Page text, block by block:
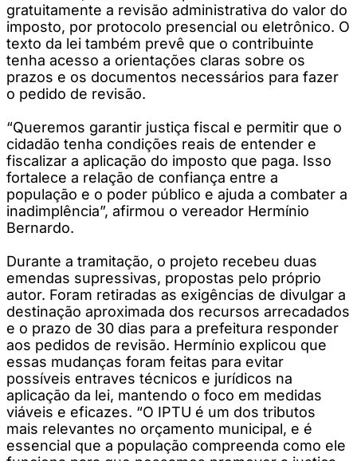
gratuitamente a revisão administrativa do valor do
imposto, por protocolo presencial ou eletrônico. O
texto da lei também prevê que o contribuinte
tenha acesso a orientações claras sobre os
prazos e os documentos necessários para fazer
o pedido de revisão.
“Queremos garantir justiça fiscal e permitir que o
cidadão tenha condições reais de entender e
fiscalizar a aplicação do imposto que paga. Isso
fortalece a relação de confiança entre a
população e o poder público e ajuda a combater a
inadimplência”, afirmou o vereador Hermínio
Bernardo.
Durante a tramitação, o projeto recebeu duas
emendas supressivas, propostas pelo próprio
autor. Foram retiradas as exigências de divulgar a
destinação aproximada dos recursos arrecadados
e o prazo de 30 dias para a prefeitura responder
aos pedidos de revisão. Hermínio explicou que
essas mudanças foram feitas para evitar
possíveis entraves técnicos e jurídicos na
aplicação da lei, mantendo o foco em medidas
viáveis e eficazes. “O IPTU é um dos tributos
mais relevantes no orçamento municipal, e é
essencial que a população compreenda como ele